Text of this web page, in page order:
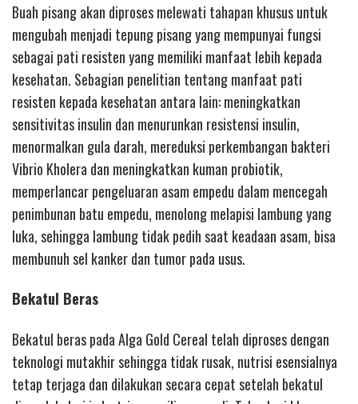
Buah pisang akan diproses melewati tahapan khusus untuk
mengubah menjadi tepung pisang yang mempunyai fungsi
sebagai pati resisten yang memiliki manfaat lebih kepada
kesehatan. Sebagian penelitian tentang manfaat pati
resisten kepada kesehatan antara lain: meningkatkan
sensitivitas insulin dan menurunkan resistensi insulin,
menormalkan gula darah, mereduksi perkembangan bakteri
Vibrio Kholera dan meningkatkan kuman probiotik,
memperlancar pengeluaran asam empedu dalam mencegah
penimbunan batu empedu, menolong melapisi lambung yang
luka, sehingga lambung tidak pedih saat keadaan asam, bisa
membunuh sel kanker dan tumor pada usus.
Bekatul Beras
Bekatul beras pada Alga Gold Cereal telah diproses dengan
teknologi mutakhir sehingga tidak rusak, nutrisi esensialnya
tetap terjaga dan dilakukan secara cepat setelah bekatul